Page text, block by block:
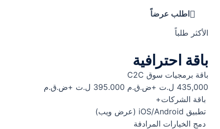
اطلب عرضاً
الأكثر طلباً
باقة احترافية
باقة برمجيات سوق C2C
435,000 ل.ت +ض.ق.م
395.000 ل.ت +ض.ق.م
باقة الشركات+
تطبيق iOS/Android (عرض ويب)
دمج الخيارات المرادفة